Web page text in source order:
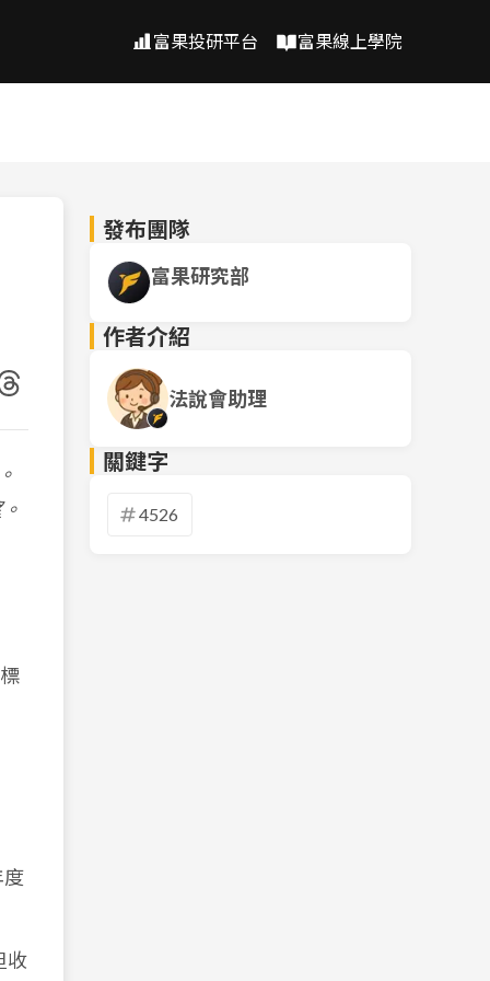
富果投研平台 富果線上學院
度
收
發布團隊
富果研究部
作者介紹
法說會助理
關鍵字
4526